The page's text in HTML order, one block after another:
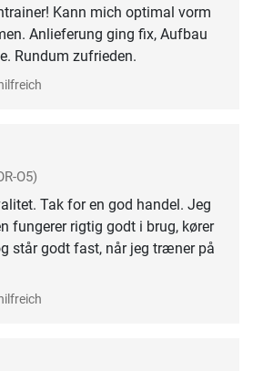
Kann mich optimal vorm
Anlieferung ging fix, Aufbau
Rundum zufrieden.
O5)
Tak for en god handel. Jeg
fungerer rigtig godt i brug, kører
står godt fast, når jeg træner på